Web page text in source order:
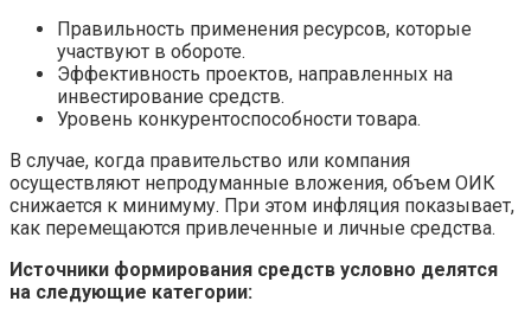
Правильность применения ресурсов, которые
участвуют в обороте.
Эффективность проектов, направленных на
инвестирование средств.
Уровень конкурентоспособности товара.
В случае, когда правительство или компания
осуществляют непродуманные вложения, объем ОИК
снижается к минимуму. При этом инфляция показывает,
как перемещаются привлеченные и личные средства.
Источники формирования средств условно делятся
на следующие категории: